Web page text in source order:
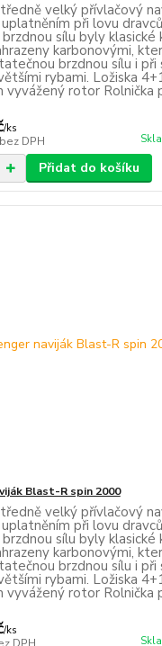
velký přívlačový
při lovu
sílu byly klasické
karbonovými,
brzdnou sílu i při
rybami. Ložiska
vyvážený rotor Rolnička
/ks
bez DPH
Přidat do košíku
Blast-R spin 2000
velký přívlačový
při lovu
sílu byly klasické
karbonovými,
brzdnou sílu i při
rybami. Ložiska
vyvážený rotor Rolnička
/ks
DPH